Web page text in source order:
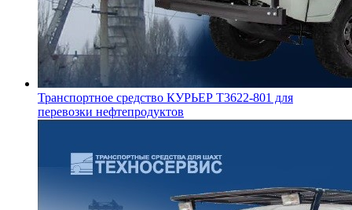
Транспортное средство КУРЬЕР Т3622-801 для
перевозки нефтепродуктов